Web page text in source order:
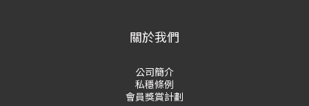
關於我們
公司簡介
私穩條例
會員獎賞計劃